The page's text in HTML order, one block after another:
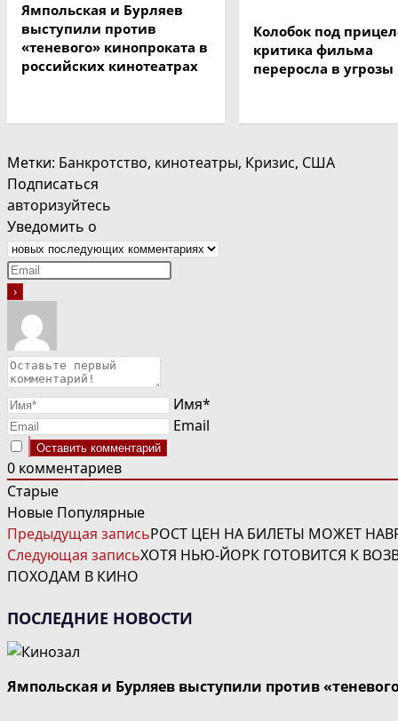
Ямпольская и Бурляев
выступили против
«теневого» кинопроката в
российских кинотеатрах
Колобок под
критика фильма
переросла в угрозы
Метки: Банкротство, кинотеатры, Кризис, США
Подписаться
авторизуйтесь
Уведомить о
Имя*
Email
0 комментариев
Старые
Новые Популярные
ЧИТАТЬ
ДАЛЕЕ
СТАТЬИ
Предыдущая записьРОСТ ЦЕН НА БИЛЕТЫ МОЖЕТ
Следующая записьХОТЯ НЬЮ-ЙОРК ГОТОВИТСЯ К
ПОХОДАМ В КИНО
ПОСЛЕДНИЕ НОВОСТИ
Ямпольская и Бурляев выступили против